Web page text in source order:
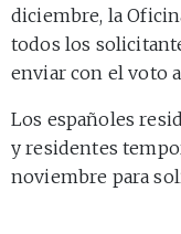
diciembre, la
todos los
enviar con el voto
Los españoles
y residentes
noviembre para